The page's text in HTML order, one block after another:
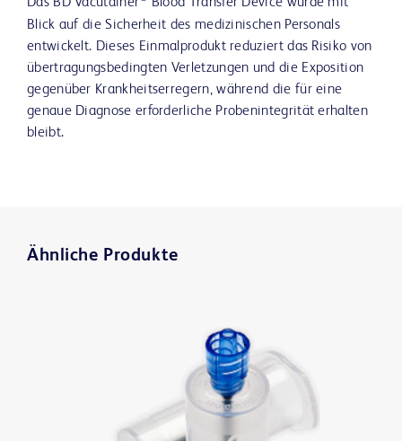
Blick auf die Sicherheit des medizinischen Personals
entwickelt. Dieses Einmalprodukt reduziert das Risiko von
übertragungsbedingten Verletzungen und die Exposition
gegenüber Krankheitserregern, während die für eine
genaue Diagnose erforderliche Probenintegrität erhalten
bleibt.
Ähnliche Produkte